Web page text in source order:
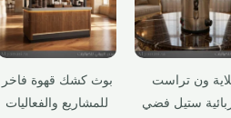
ون تراست
ستيل فضي
بوث كشك قهوة فاخر
للمشاريع والفعاليات